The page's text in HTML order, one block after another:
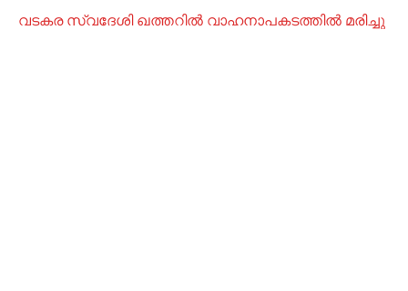
വടകര സ്വദേശി ഖത്തറിൽ വാഹനാപകടത്തിൽ മരിച്ചു